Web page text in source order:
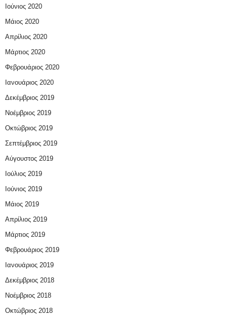
Ιούνιος 2020
Μάιος 2020
Απρίλιος 2020
Μάρτιος 2020
Φεβρουάριος 2020
Ιανουάριος 2020
Δεκέμβριος 2019
Νοέμβριος 2019
Οκτώβριος 2019
Σεπτέμβριος 2019
Αύγουστος 2019
Ιούλιος 2019
Ιούνιος 2019
Μάιος 2019
Απρίλιος 2019
Μάρτιος 2019
Φεβρουάριος 2019
Ιανουάριος 2019
Δεκέμβριος 2018
Νοέμβριος 2018
Οκτώβριος 2018